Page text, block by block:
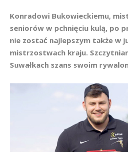
Konradowi Bukowieckiemu,
seniorów w pchnięciu kulą, po
nie zostać najlepszym także w
mistrzostwach kraju.
Suwałkach szans swoim